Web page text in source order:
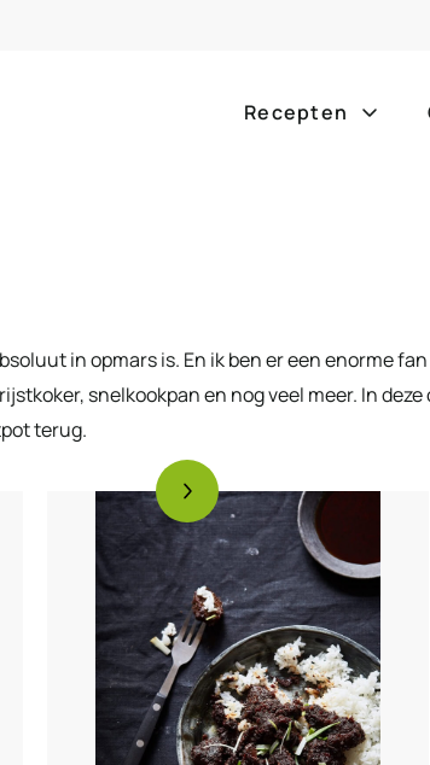
Recepten
in opmars is. En ik ben er een enorme
snelkookpan en nog veel meer. In
terug.